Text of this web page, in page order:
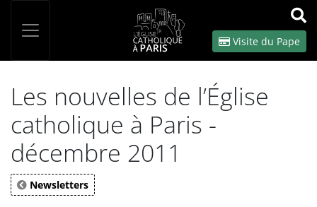
OK
Visite du Pape
Les nouvelles de l’Église
catholique à Paris -
décembre 2011
Newsletters
Panneau de gestion des cookies